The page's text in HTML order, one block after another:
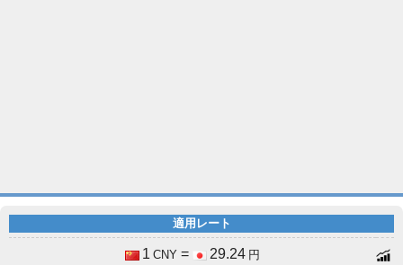
適用レート
1 CNY = 29.24 円